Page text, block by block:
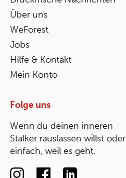
Über uns
WeForest
Jobs
Hilfe & Kontakt
Mein Konto
Folge uns
Wenn du deinen inneren
Stalker rauslassen willst oder
einfach, weil es geht.